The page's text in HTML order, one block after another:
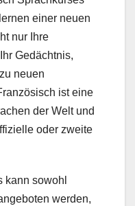
einer neuen
nur Ihre
Gedächtnis,
neuen
ist eine
der Welt und
oder zweite
kann sowohl
werden,